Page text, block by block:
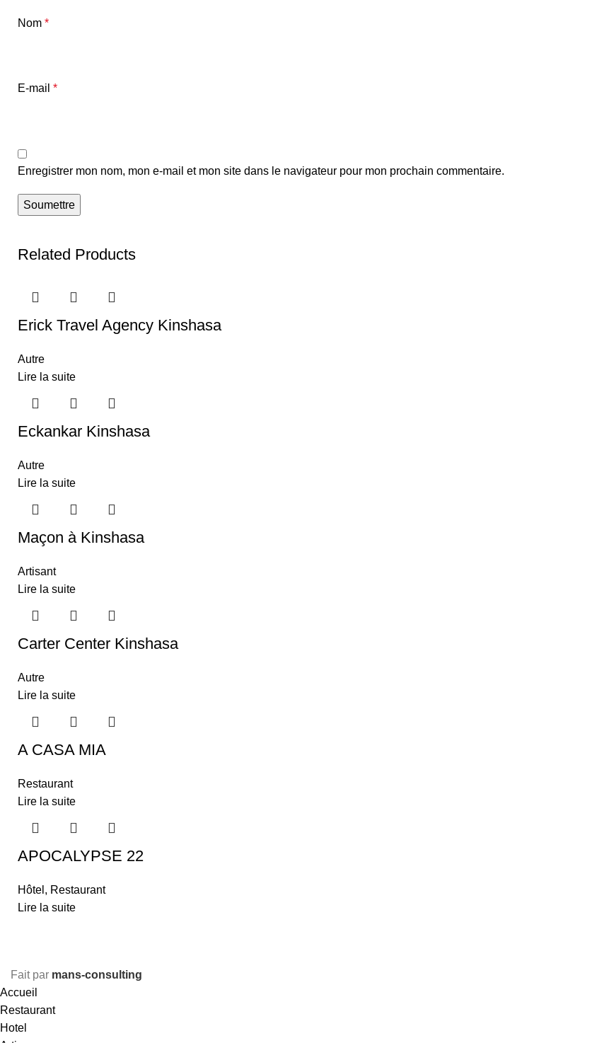
Nom *
E-mail *
Enregistrer mon nom, mon e-mail et mon site dans le navigateur pour mon prochain commentaire.
Related Products
Erick Travel Agency Kinshasa
Autre
Lire la suite
Eckankar Kinshasa
Autre
Lire la suite
Maçon à Kinshasa
Artisant
Lire la suite
Carter Center Kinshasa
Autre
Lire la suite
A CASA MIA
Restaurant
Lire la suite
APOCALYPSE 22
Hôtel , Restaurant
Lire la suite
Fait par mans-consulting
Accueil
Restaurant
Hotel